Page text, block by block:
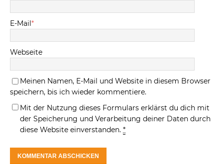
E-Mail*
Webseite
Meinen Namen, E-Mail und Website in diesem Browser
speichern, bis ich wieder kommentiere.
Mit der Nutzung dieses Formulars erklärst du dich mit
der Speicherung und Verarbeitung deiner Daten durch
diese Website einverstanden. *